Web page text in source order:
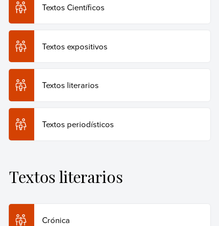
Textos Científicos
Textos expositivos
Textos literarios
Textos periodísticos
Textos literarios
Crónica